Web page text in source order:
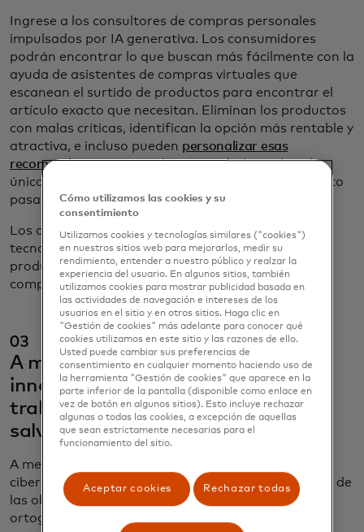
Ingrese a los consultores de compras personales
impulsados por IA generativa. Los consumidores
podrán encontrar lo que buscan más fácilmente con la
ayuda de asistentes de compras virtuales que
escanean el surtido de productos para encontrar el
artículo exacto que necesitan. Eliminan los productos
con malas críticas, identifican la opción más rentable y
atractiva, e incluso pueden personalizar esas
recomendacionessegún las necesidades y el estilo
únicos de los clientes en función del comportamiento
pasado y en tiempo real.
Los comerciantes, por su parte, pueden usar una
tecnología similar para crear descripciones de
productos y plataformas que brinden a los
compradores un escaparate hiperpersonalizado.
03
A medida que los estafadores
innovan, la IA y la banca abierta
trabajarán más duro para
salvaguardar los datos
A medida que la tecnología avanzó, los delitos
cibernéticos se dispararon. Atrás quedaron los días de
las obvias estafas por email plagadas de errores
ortográficos y mala gramática que pedían a las
Cómo utilizamos las cookies y su
consentimiento
Utilizamos cookies y tecnologías similares ("cookies")
en nuestros sitios web para mejorarlos, medir su
rendimiento, entender a nuestro público y realzar la
experiencia del usuario. En algunos sitios, también
utilizamos cookies para mostrar publicidad basada en
las actividades de navegación e intereses de los
usuarios en el sitio y en otros sitios. Haga clic en
"Gestión de cookies" más adelante para conocer qué
cookies utilizamos en este sitio y las razones de ello.
Usted puede cambiar sus preferencias de
consentimiento en cualquier momento haciendo uso de
la herramienta "Gestión de cookies" que aparece en la
parte inferior de la pantalla (disponible como enlace en
vez de botón en algunos sitios). Esto incluye rechazar
algunas o todas las cookies, a excepción de aquellas
que sean estrictamente necesarias para el
funcionamiento del sitio.
Aceptar cookies Rechazar todas